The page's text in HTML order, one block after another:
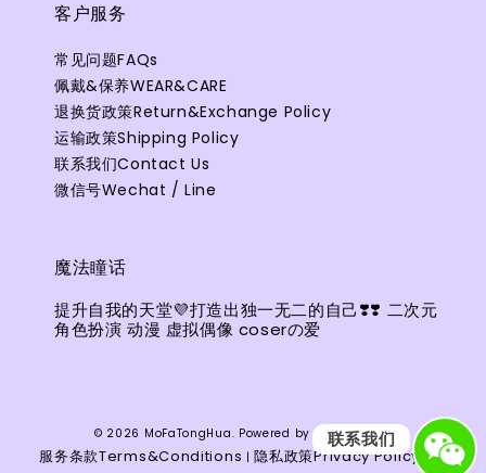
联系我们
客户服务
常见问题FAQs
佩戴&保养WEAR&CARE
退换货政策Return&Exchange Policy
运输政策Shipping Policy
联系我们Contact Us
微信号Wechat / Line
魔法瞳话
提升自我的天堂💜打造出独一无二的自己❣️❣️ 二次元
角色扮演 动漫 虚拟偶像 coserの爱
© 2026 MoFaTongHua. Powered byEasyStore
服务条款Terms&Conditions | 隐私政策Privacy Policy |退